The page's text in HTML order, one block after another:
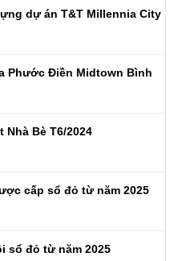
dự án T&T Millennia City
Phước Điền Midtown Bình
Bè T6/2024
cấp sổ đỏ từ năm 2025
sổ đỏ từ năm 2025